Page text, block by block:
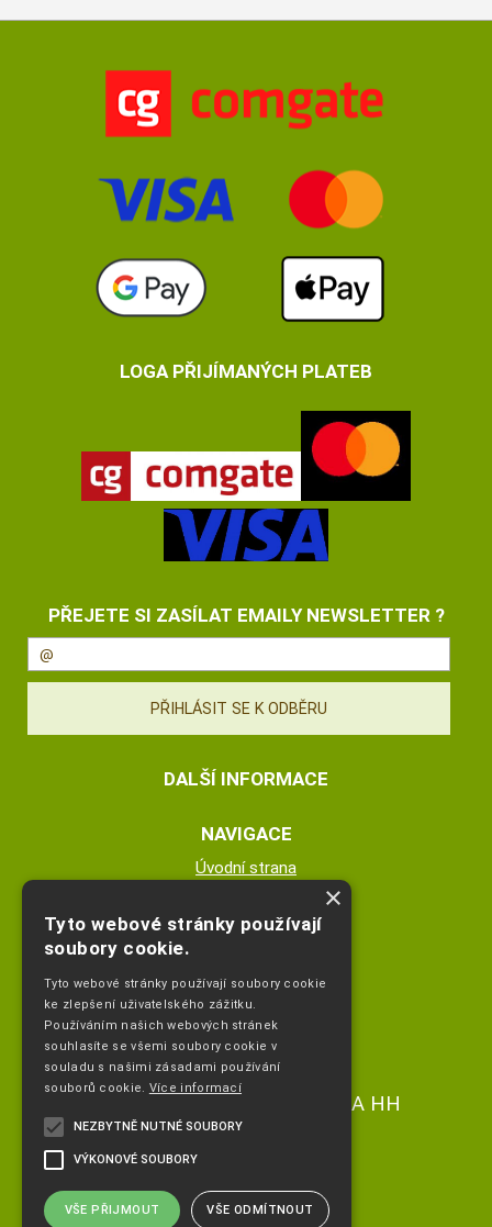
LOGA PŘIJÍMANÝCH PLATEB
PŘEJETE SI ZASÍLAT EMAILY NEWSLETTER ?
DALŠÍ INFORMACE
NAVIGACE
Úvodní strana
Nákupní košík
Obchodní podmínky
Odstoupeni od smlouvy
ESHOP PROVOZUJE
Ing. Hana Čejdíková POPLETA HH
+420 736773336
info@popletahh.cz
×
Tyto webové stránky používají
soubory cookie.
Tyto webové stránky používají soubory cookie
ke zlepšení uživatelského zážitku.
Používáním našich webových stránek
souhlasíte se všemi soubory cookie v
souladu s našimi zásadami používání
souborů cookie. Více informací
NEZBYTNĚ NUTNÉ SOUBORY
VÝKONOVÉ SOUBORY
VŠE PŘIJMOUT VŠE ODMÍTNOUT